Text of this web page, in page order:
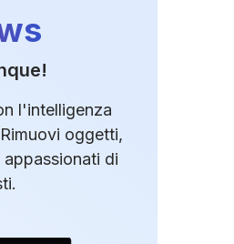
l'intelligenza
oggetti,
di